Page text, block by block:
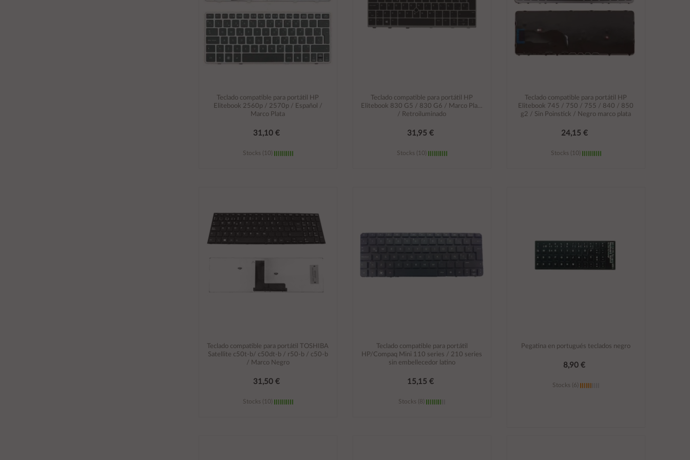
Teclado compatible para portátil HP
Elitebook 2560p / 2570p / Español /
Marco Plata
31,10 €
Stocks (10)
Teclado compatible para portátil HP
Elitebook 830 G5 / 830 G6 / Marco Plata
/ Retroiluminado
31,95 €
Stocks (10)
Teclado compatible para portátil HP
Elitebook 745 / 750 / 755 / 840 / 850
g2 / Sin Poinstick / Negro marco plata
24,15 €
Stocks (10)
Teclado compatible para portátil TOSHIBA
Satellite c50t-b/ c50dt-b / r50-b / c50-b
/ Marco Negro
31,50 €
Stocks (10)
Teclado compatible para portátil
HP/Compaq Mini 110 series / 210 series
sin embellecedor latino
15,15 €
Stocks (8)
Pegatina en portugués teclados negro
8,90 €
Stocks (6)